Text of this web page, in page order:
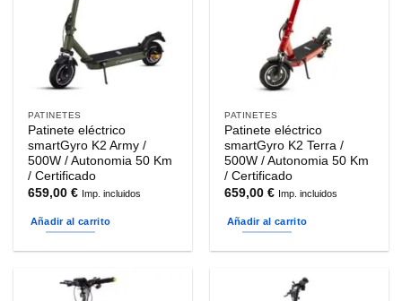
PATINETES
Patinete eléctrico
smartGyro K2 Army /
500W / Autonomia 50 Km
/ Certificado
659,00€ Imp. incluidos
Añadir al carrito
PATINETES
Patinete eléctrico
smartGyro K2 Terra /
500W / Autonomia 50 Km
/ Certificado
659,00€ Imp. incluidos
Añadir al carrito